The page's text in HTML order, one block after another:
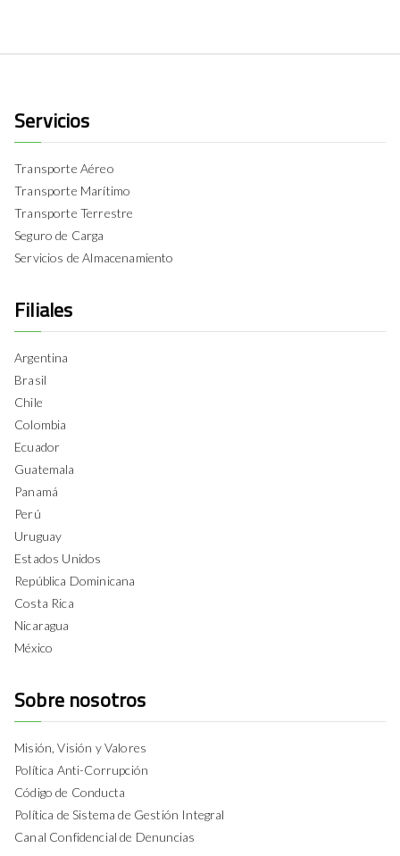
Servicios
Transporte Aéreo
Transporte Marítimo
Transporte Terrestre
Seguro de Carga
Servicios de Almacenamiento
Filiales
Argentina
Brasil
Chile
Colombia
Ecuador
Guatemala
Panamá
Perú
Uruguay
Estados Unidos
República Dominicana
Costa Rica
Nicaragua
México
Sobre nosotros
Misión, Visión y Valores
Política Anti-Corrupción
Código de Conducta
Política de Sistema de Gestión Integral
Canal Confidencial de Denuncias